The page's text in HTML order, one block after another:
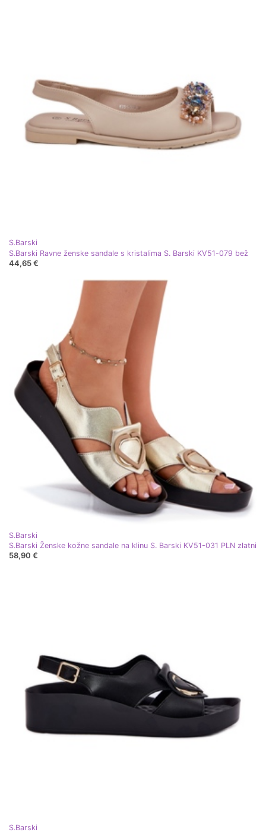
S.Barski
S.Barski Ravne ženske sandale s kristalima S. Barski KV51-079 bež
44,65 €
S.Barski
S.Barski Ženske kožne sandale na klinu S. Barski KV51-031 PLN zlatni
58,90 €
S.Barski